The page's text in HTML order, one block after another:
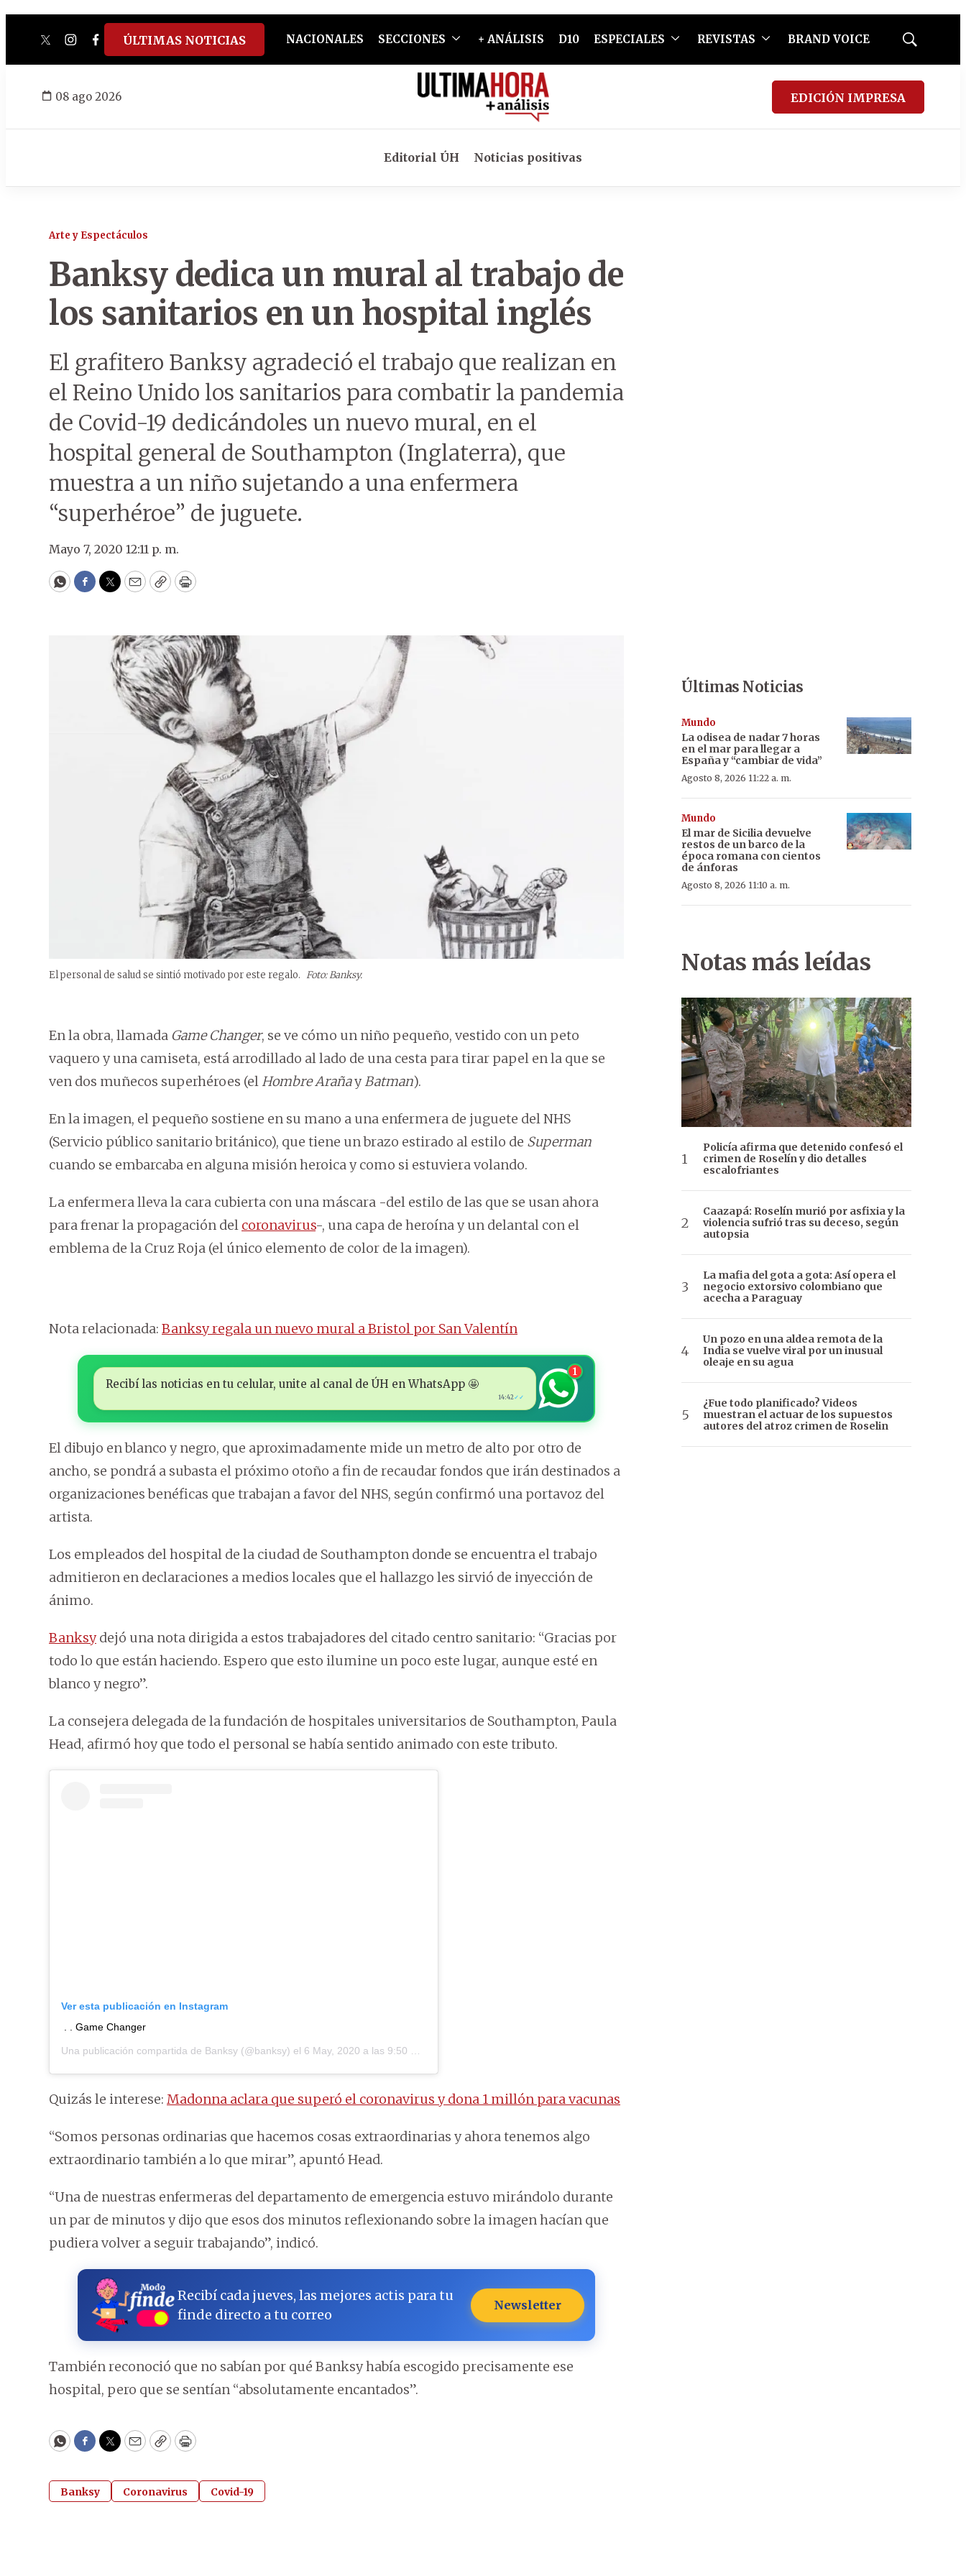
twitterinstagram
facebook
tiktokyoutube
spotify
ÚLTIMAS NOTICIAS NACIONALES SECCIONES + ANÁLISIS D10 ESPECIALES REVISTAS BRAND VOICE
Mostrar
08 ago 2026 EDICIÓN IMPRESA
Editorial ÚH Noticias positivas
Arte y Espectáculos
Banksy dedica un mural al trabajo de
los sanitarios en un hospital inglés
El grafitero Banksy agradeció el trabajo que realizan en
el Reino Unido los sanitarios para combatir la pandemia
de Covid-19 dedicándoles un nuevo mural, en el
hospital general de Southampton (Inglaterra), que
muestra a un niño sujetando a una enfermera
“superhéroe” de juguete.
Mayo 7, 2020 12:11 p. m.
WhatsApp
Facebook
Twitter
EmailCopyPrint
El personal de salud se sintió motivado por este regalo. Foto: Banksy.
En la obra, llamada Game Changer, se ve cómo un niño pequeño, vestido con un peto
vaquero y una camiseta, está arrodillado al lado de una cesta para tirar papel en la que se
ven dos muñecos superhéroes (elHombre ArañayBatman).
En la imagen, el pequeño sostiene en su mano a una enfermera de juguete del NHS
(Servicio público sanitario británico), que tiene un brazo estirado al estilo de Superman
cuando se embarcaba en alguna misión heroica y como si estuviera volando.
La enfermera lleva la cara cubierta con una máscara -del estilo de las que se usan ahora
para frenar la propagación del coronavirus-, una capa de heroína y un delantal con el
emblema de la Cruz Roja (el único elemento de color de la imagen).
Nota relacionada: Banksy regala un nuevo mural a Bristol por San Valentín
Recibí las noticias en tu celular, unite al canal de ÚH en WhatsApp 🤩
14:42✓✓
1
El dibujo en blanco y negro, que aproximadamente mide un metro de alto por otro de
ancho, se pondrá a subasta el próximo otoño a fin de recaudar fondos que irán destinados a
organizaciones benéficas que trabajan a favor del NHS, según confirmó una portavoz del
artista.
Los empleados del hospital de la ciudad de Southampton donde se encuentra el trabajo
admitieron en declaraciones a medios locales que el hallazgo les sirvió de inyección de
ánimo.
Banksydejó una nota dirigida a estos trabajadores del citado centro sanitario: “Gracias por
todo lo que están haciendo. Espero que esto ilumine un poco este lugar, aunque esté en
blanco y negro”.
La consejera delegada de la fundación de hospitales universitarios de Southampton, Paula
Head, afirmó hoy que todo el personal se había sentido animado con este tributo.
Ver esta publicación en Instagram
. . Game Changer
Una publicación compartida de Banksy (@banksy) el 6 May, 2020 a las 9:50 PDT
Quizás le interese: Madonna aclara que superó el coronavirus y dona 1 millón para vacunas
“Somos personas ordinarias que hacemos cosas extraordinarias y ahora tenemos algo
extraordinario también a lo que mirar”, apuntó Head.
“Una de nuestras enfermeras del departamento de emergencia estuvo mirándolo durante
un par de minutos y dijo que esos dos minutos reflexionando sobre la imagen hacían que
pudiera volver a seguir trabajando”, indicó.
Recibí cada jueves, las mejores actis para tu
finde directo a tu correo
Newsletter
También reconoció que no sabían por qué Banksy había escogido precisamente ese
hospital, pero que se sentían “absolutamente encantados”.
WhatsApp
Facebook
Twitter
EmailCopyPrint
Banksy Coronavirus Covid-19
Últimas Noticias
Mundo
La odisea de nadar 7 horas
en el mar para llegar a
España y “cambiar de vida”
Agosto 8, 2026 11:22 a. m.
Mundo
El mar de Sicilia devuelve
restos de un barco de la
época romana con cientos
de ánforas
Agosto 8, 2026 11:10 a. m.
Notas más leídas
Policía afirma que detenido confesó el
crimen de Roselín y dio detalles
escalofriantes
Caazapá: Roselín murió por asfixia y la
violencia sufrió tras su deceso, según
autopsia
La mafia del gota a gota: Así opera el
negocio extorsivo colombiano que
acecha a Paraguay
Un pozo en una aldea remota de la
India se vuelve viral por un inusual
oleaje en su agua
¿Fue todo planificado? Videos
muestran el actuar de los supuestos
autores del atroz crimen de Roselin